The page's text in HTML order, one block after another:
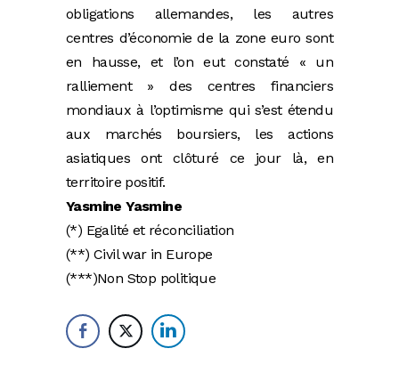
obligations allemandes, les autres
centres d’économie de la zone euro sont
en hausse, et l’on eut constaté « un
ralliement » des centres financiers
mondiaux à l’optimisme qui s’est étendu
aux marchés boursiers, les actions
asiatiques ont clôturé ce jour là, en
territoire positif.
Yasmine Yasmine
(*) Egalité et réconciliation
(**) Civil war in Europe
(***)Non Stop politique